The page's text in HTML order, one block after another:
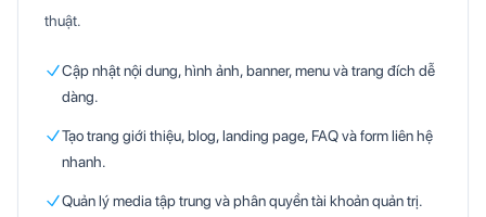
thuật.
Cập nhật nội dung, hình ảnh, banner, menu và trang đích dễ
dàng.
Tạo trang giới thiệu, blog, landing page, FAQ và form liên hệ
nhanh.
Quản lý media tập trung và phân quyền tài khoản quản trị.